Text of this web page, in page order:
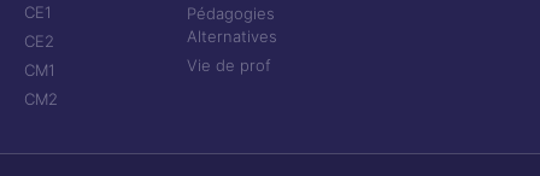
CE1
CE2
CM1
CM2
Pédagogies
Alternatives
Vie de prof